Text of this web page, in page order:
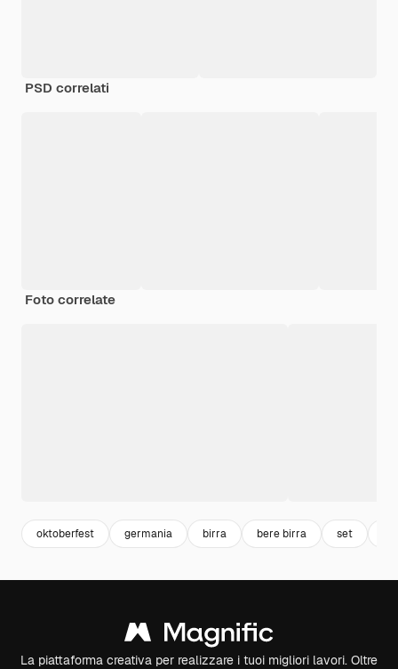
PSD correlati
Foto correlate
oktoberfest germania birra bere birra set
La piattaforma creativa per realizzare i tuoi migliori lavori. Oltre